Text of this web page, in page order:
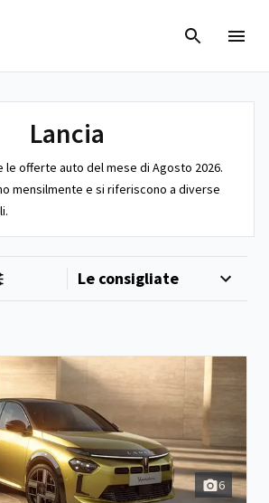
Lancia
offerte auto del mese di Agosto 2026.
mensilmente e si riferiscono a diverse
6